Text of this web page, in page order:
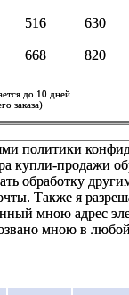
516 630
668 820
до 10 дней
заказа)
политики
продажи
обработку
Также я
мною адрес
мною в